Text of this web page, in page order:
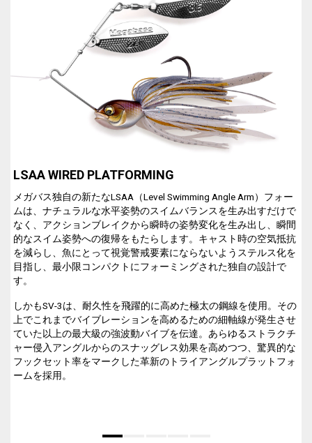
LSAA WIRED PLATFORMING
メガバス独自の新たなLSAA（Level Swimming Angle Arm）フォー
ムは、ナチュラルな水平姿勢のスイムバランスを生み出すだけで
なく、アクションブレイクから瞬時の姿勢変化を生み出し、瞬間
的なスイム姿勢への復帰をもたらします。キャスト時の空気抵抗
を減らし、魚にとって視覚警戒要素にならないようステルス化を
目指し、最小限コンパクトにフォーミングされた独自の設計で
す。
しかもSV-3は、耐久性を飛躍的に高めた極太の鋼線を使用。その
上でこれまでバイブレーションを高めるための細軸線が発生させ
ていた以上の最大級の強波動バイブを伝達。あらゆるストラクチ
ャー侵入アングルからのスナッグレス効果を高めつつ、驚異的な
フックセット率をマークした革新のトライアングルプラットフォ
ームを採用。